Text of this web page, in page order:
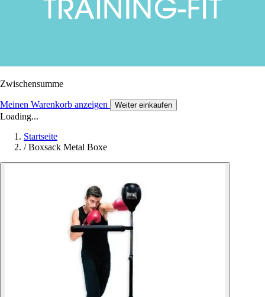
Zwischensumme
Meinen Warenkorb anzeigen Weiter einkaufen
Loading...
Startseite
/ Boxsack Metal Boxe